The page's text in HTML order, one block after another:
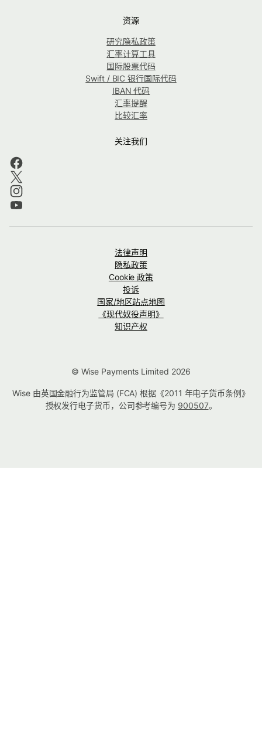
资源
研究隐私政策
汇率计算工具
国际股票代码
Swift / BIC 银行国际代码
IBAN 代码
汇率提醒
比较汇率
关注我们
法律声明
隐私政策
Cookie 政策
投诉
国家/地区站点地图
《现代奴役声明》
知识产权
© Wise Payments Limited 2026
Wise 由英国金融行为监管局 (FCA) 根据《2011 年电子货币条例》
授权发行电子货币，公司参考编号为 900507。